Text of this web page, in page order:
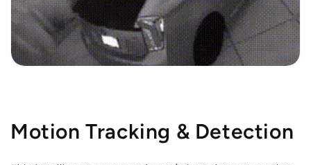
Motion Tracking & Detection